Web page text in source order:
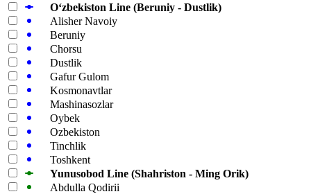
Oʻzbekiston Line (Beruniy - Dustlik)
Alisher Navoiy
Beruniy
Chorsu
Dustlik
Gafur Gulom
Kosmonavtlar
Mashinasozlar
Oybek
Ozbekiston
Tinchlik
Toshkent
Yunusobod Line (Shahriston - Ming Orik)
Abdulla Qodirii